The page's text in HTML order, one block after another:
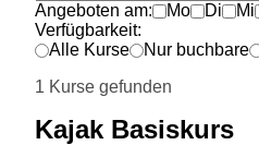
Angeboten am: Mo Di Mi
Verfügbarkeit:
Alle Kurse
Nur buchbare
1 Kurse gefunden
Kajak Basiskurs